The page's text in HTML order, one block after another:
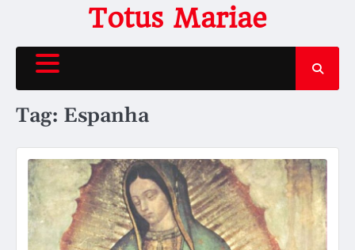
content
Totus Mariae
Tag: Espanha